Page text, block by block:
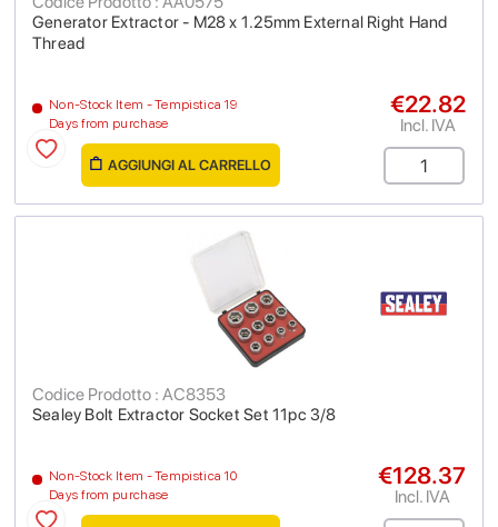
Generator Extractor - M28 x 1.25mm External Right Hand
Thread
Non-Stock Item - Tempistica 19
Days from purchase
€22.82
Incl. IVA
AGGIUNGI AL CARRELLO
Sealey Bolt Extractor Socket Set 11pc 3/8
Codice Prodotto : AC8353
Non-Stock Item - Tempistica 10
Days from purchase
€128.37
Incl. IVA